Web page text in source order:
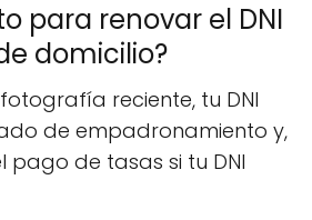
para renovar el DNI
domicilio?
reciente, tu DNI
de empadronamiento y,
pago de tasas si tu DNI